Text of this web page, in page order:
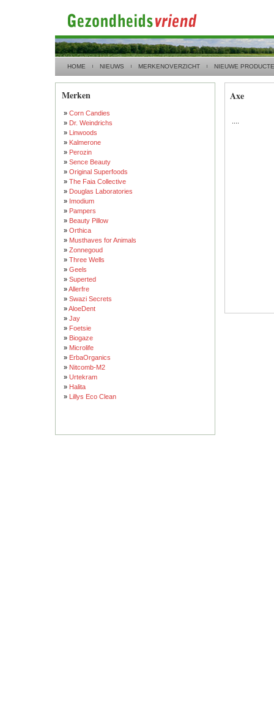
HOME NIEUWS MERKENOVERZICHT NIEUWE
Merken
» Corn Candies
» Dr. Weindrichs
» Linwoods
» Kalmerone
» Perozin
» Sence Beauty
» Original Superfoods
» The Faia Collective
» Douglas Laboratories
» Imodium
» Pampers
» Beauty Pillow
» Orthica
» Musthaves for Animals
» Zonnegoud
» Three Wells
» Geels
» Superted
»Allerfre
» Swazi Secrets
»AloeDent
» Jay
» Foetsie
» Biogaze
» Microlife
» ErbaOrganics
» Nitcomb-M2
» Urtekram
» Halita
» Lillys Eco Clean
Axe